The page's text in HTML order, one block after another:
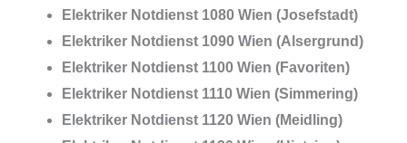
Elektriker Notdienst 1080 Wien (Josefstadt)
Elektriker Notdienst 1090 Wien (Alsergrund)
Elektriker Notdienst 1100 Wien (Favoriten)
Elektriker Notdienst 1110 Wien (Simmering)
Elektriker Notdienst 1120 Wien (Meidling)